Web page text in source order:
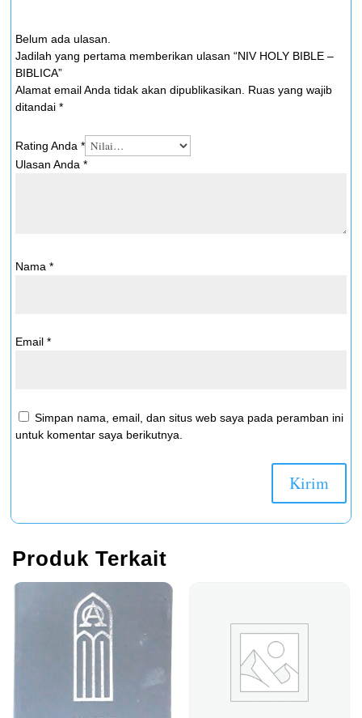
Belum ada ulasan.
Jadilah yang pertama memberikan ulasan “NIV HOLY BIBLE –
BIBLICA”
Alamat email Anda tidak akan dipublikasikan.
Ruas yang wajib
ditandai *
Rating Anda *
Ulasan Anda *
Nama *
Email *
Simpan nama, email, dan situs web saya pada peramban ini
untuk komentar saya berikutnya.
Produk Terkait